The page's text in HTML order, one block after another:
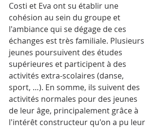
Costi et Eva ont su établir une
cohésion au sein du groupe et
l'ambiance qui se dégage de ces
échanges est très familiale. Plusieurs
jeunes poursuivent des études
supérieures et participent à des
activités extra-scolaires (danse,
sport, …). En somme, ils suivent des
activités normales pour des jeunes
de leur âge, principalement grâce à
l'intérêt constructeur qu'on a pu leur